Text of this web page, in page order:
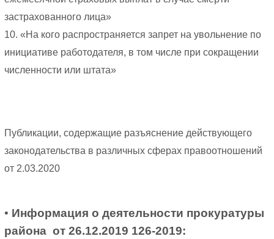
застрахованного лица»
10. «На кого распространяется запрет на увольнение по
инициативе работодателя, в том числе при сокращении
численности или штата»
Публикации, содержащие разъяснение действующего
законодательства в различных сферах правоотношений
от 2.03.2020
• Информация о деятельности прокуратуры
района от 26.12.2019 126-2019: